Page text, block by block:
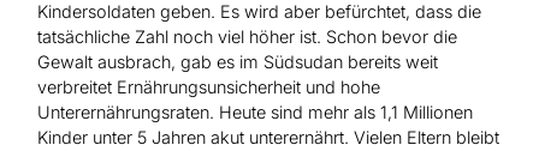
Kindersoldaten geben. Es wird aber befürchtet, dass die
tatsächliche Zahl noch viel höher ist. Schon bevor die
Gewalt ausbrach, gab es im Südsudan bereits weit
verbreitet Ernährungsunsicherheit und hohe
Unterernährungsraten. Heute sind mehr als 1,1 Millionen
Kinder unter 5 Jahren akut unterernährt. Vielen Eltern bleibt